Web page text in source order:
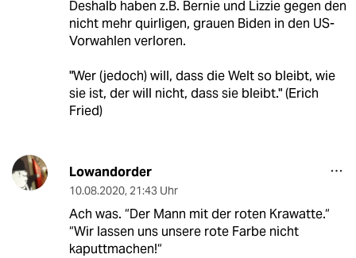
Deshalb haben z.B. Bernie und Lizzie gegen den
nicht mehr quirligen, grauen Biden in den US-
Vorwahlen verloren.
"Wer (jedoch) will, dass die Welt so bleibt, wie
sie ist, der will nicht, dass sie bleibt." (Erich
Fried)
Lowandorder
10.08.2020, 21:43 Uhr
Ach was. “Der Mann mit der roten Krawatte.“
“Wir lassen uns unsere rote Farbe nicht
kaputtmachen!“